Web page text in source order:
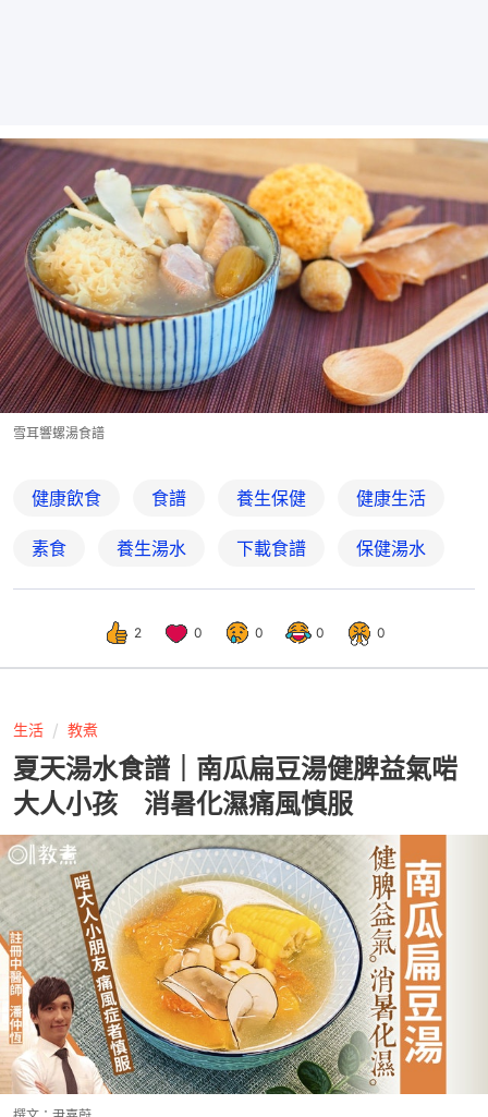
雪耳響螺湯食譜
健康飲食 食譜 養生保健 健康生活
素食 養生湯水 下載食譜 保健湯水
2 0 0 0 0
生活 教煮
夏天湯水食譜｜南瓜扁豆湯健脾益氣啱
大人小孩 消暑化濕痛風慎服